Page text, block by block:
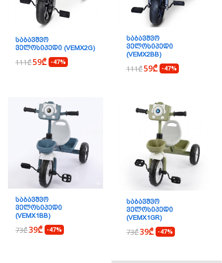
ᲡᲐᲑᲐᲕᲨᲕᲝ
ᲕᲔᲚᲝᲡᲘᲞᲔᲓᲘ (VEMX2G)
111₾59₾ -47%
ᲡᲐᲑᲐᲕᲨᲕᲝ
ᲕᲔᲚᲝᲡᲘᲞᲔᲓᲘ
(VEMX2BB)
111₾59₾ -47%
ᲡᲐᲑᲐᲕᲨᲕᲝ
ᲕᲔᲚᲝᲡᲘᲞᲔᲓᲘ
(VEMX1BB)
73₾39₾ -47%
ᲡᲐᲑᲐᲕᲨᲕᲝ
ᲕᲔᲚᲝᲡᲘᲞᲔᲓᲘ
(VEMX1GR)
73₾39₾ -47%